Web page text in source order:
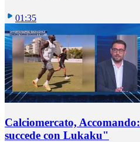
01:35
Calciomercato,
succede con Lukaku"